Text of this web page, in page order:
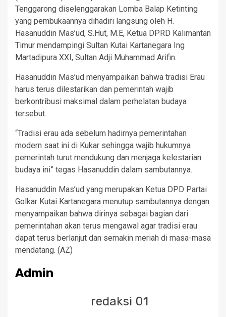
Tenggarong diselenggarakan Lomba Balap Ketinting
yang pembukaannya dihadiri langsung oleh H.
Hasanuddin Mas’ud, S.Hut, M.E, Ketua DPRD Kalimantan
Timur mendampingi Sultan Kutai Kartanegara Ing
Martadipura XXI, Sultan Adji Muhammad Arifin.
Hasanuddin Mas’ud menyampaikan bahwa tradisi Erau
harus terus dilestarikan dan pemerintah wajib
berkontribusi maksimal dalam perhelatan budaya
tersebut.
“Tradisi erau ada sebelum hadirnya pemerintahan
modern saat ini di Kukar sehingga wajib hukumnya
pemerintah turut mendukung dan menjaga kelestarian
budaya ini” tegas Hasanuddin dalam sambutannya.
Hasanuddin Mas’ud yang merupakan Ketua DPD Partai
Golkar Kutai Kartanegara menutup sambutannya dengan
menyampaikan bahwa dirinya sebagai bagian dari
pemerintahan akan terus mengawal agar tradisi erau
dapat terus berlanjut dan semakin meriah di masa-masa
mendatang. (AZ)
Admin
redaksi 01